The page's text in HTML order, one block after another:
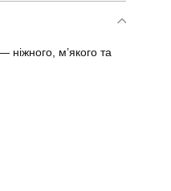
ніжного, м’якого та